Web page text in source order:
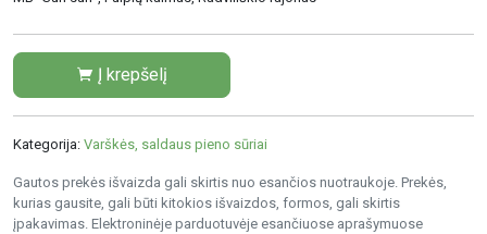
Į krepšelį
Kategorija: Varškės, saldaus pieno sūriai
Gautos prekės išvaizda gali skirtis nuo esančios nuotraukoje. Prekės,
kurias gausite, gali būti kitokios išvaizdos, formos, gali skirtis
įpakavimas. Elektroninėje parduotuvėje esančiuose aprašymuose